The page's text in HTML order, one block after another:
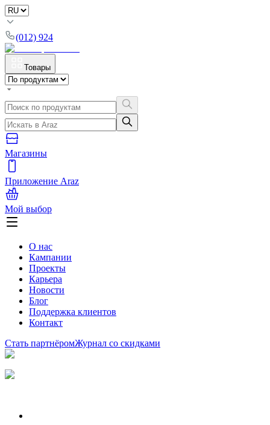
(012) 924
Товары
Магазины
Приложение Araz
Мой выбор
О нас
Кампании
Проекты
Карьера
Новости
Блог
Поддержка клиентов
Контакт
Стать партнёромЖурнал со скидками